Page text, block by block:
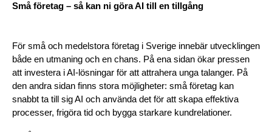
Små företag – så kan ni göra AI till en tillgång
För små och medelstora företag i Sverige innebär utvecklingen
både en utmaning och en chans. På ena sidan ökar pressen
att investera i AI-lösningar för att attrahera unga talanger. På
den andra sidan finns stora möjligheter: små företag kan
snabbt ta till sig AI och använda det för att skapa effektiva
processer, frigöra tid och bygga starkare kundrelationer.